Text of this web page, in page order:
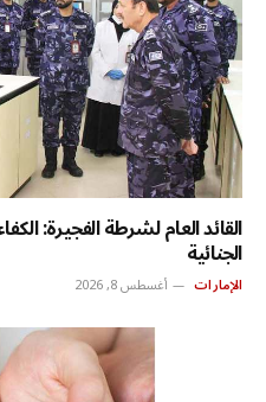
القائد العام لشرطة الفجيرة:
الجنائية
الإمارات أغسطس 8, 2026